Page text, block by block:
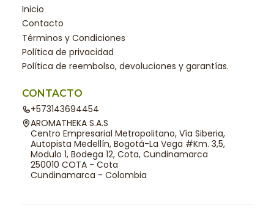
Inicio
Contacto
Términos y Condiciones
Política de privacidad
Política de reembolso, devoluciones y garantías.
CONTACTO
+573143694454
AROMATHEKA S.A.S
Centro Empresarial Metropolitano, Vía Siberia,
Autopista Medellín, Bogotá-La Vega #Km. 3,5,
Modulo 1, Bodega 12, Cota, Cundinamarca
250010 COTA - Cota
Cundinamarca - Colombia